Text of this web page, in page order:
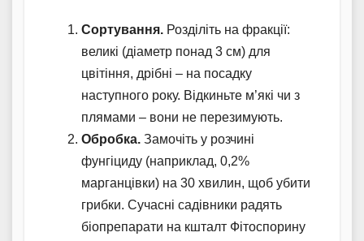
Сортування. Розділіть на фракції:
великі (діаметр понад 3 см) для
цвітіння, дрібні – на посадку
наступного року. Відкиньте м’які чи з
плямами – вони не перезимують.
Обробка. Замочіть у розчині
фунгіциду (наприклад, 0,2%
марганцівки) на 30 хвилин, щоб убити
грибки. Сучасні садівники радять
біопрепарати на кшталт Фітоспорину